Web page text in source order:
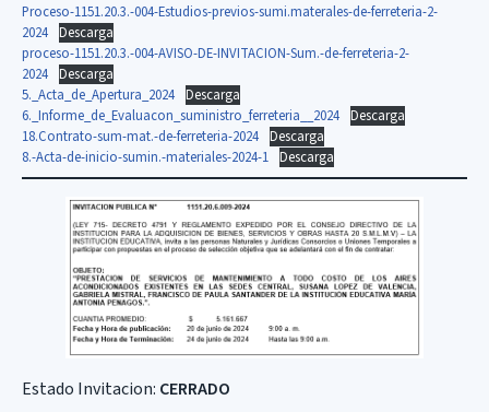
Proceso-1151.20.3.-004-Estudios-previos-sumi.materales-de-ferreteria-2-
2024 Descarga
proceso-1151.20.3.-004-AVISO-DE-INVITACION-Sum.-de-ferreteria-2-
2024 Descarga
5._Acta_de_Apertura_2024 Descarga
6._Informe_de_Evaluacon_suministro_ferreteria__2024 Descarga
18.Contrato-sum-mat.-de-ferreteria-2024 Descarga
8.-Acta-de-inicio-sumin.-materiales-2024-1 Descarga
Estado Invitacion: CERRADO